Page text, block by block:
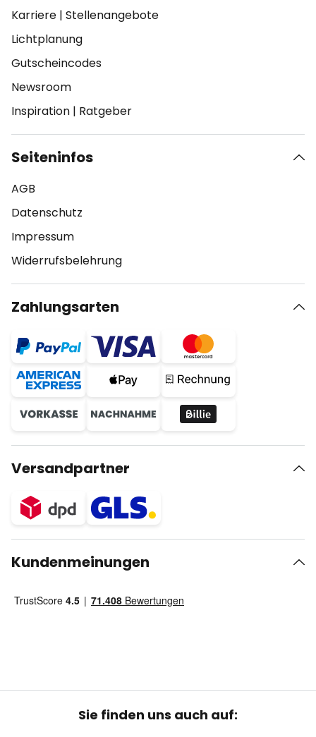
Karriere | Stellenangebote
Lichtplanung
Gutscheincodes
Newsroom
Inspiration | Ratgeber
Seiteninfos
AGB
Datenschutz
Impressum
Widerrufsbelehrung
Zahlungsarten
Versandpartner
Kundenmeinungen
Sie finden uns auch auf: